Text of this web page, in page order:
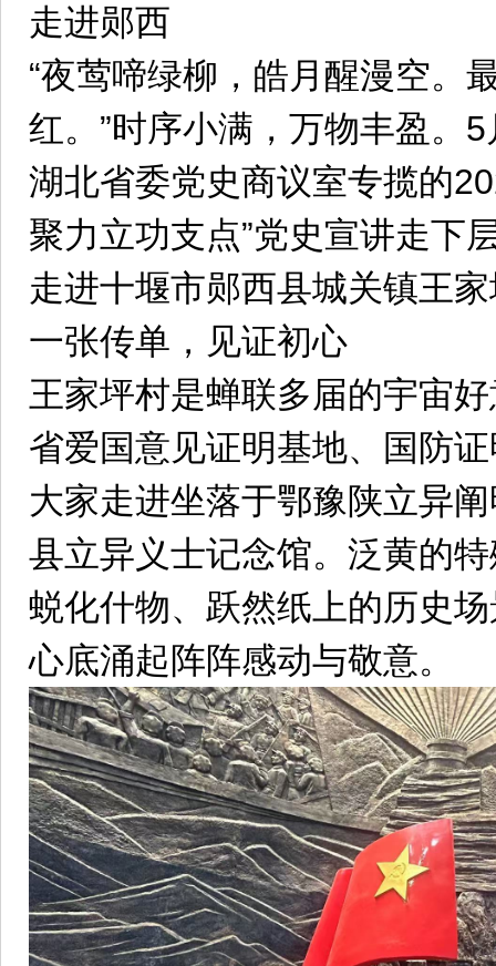
走进郧西
“夜莺啼绿柳，皓月醒漫空。
红。”时序小满，万物丰盈。
湖北省委党史商议室专揽的
聚力立功支点”党史宣讲走下
走进十堰市郧西县城关镇王
一张传单，见证初心
王家坪村是蝉联多届的宇宙
省爱国意见证明基地、国防
大家走进坐落于鄂豫陕立异
县立异义士记念馆。泛黄的
蜕化什物、跃然纸上的历史
心底涌起阵阵感动与敬意。